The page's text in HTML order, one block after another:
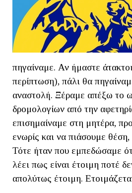
πηγαίναμε. Αν ήμαστε
περίπτωση), πάλι θα
αναστολή. Ξέραμε απέξω το
δρομολογίων από την
επισημαίναμε στη μητέρα,
ενωρίς και να πιάσουμε
Τότε ήταν που εμπεδώσαμε
λέει πως είναι έτοιμη ποτέ
απολύτως έτοιμη.